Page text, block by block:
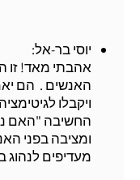
יוסי בר-אל:
אהבתי מאד! זו
האנשים . הם
ויקבלו
החשיבה "האם
ומציבה בפני
מעדיפים לנהוג